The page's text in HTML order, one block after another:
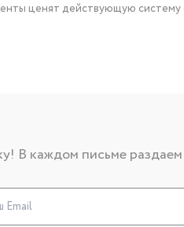
ценят действующую
В каждом письме